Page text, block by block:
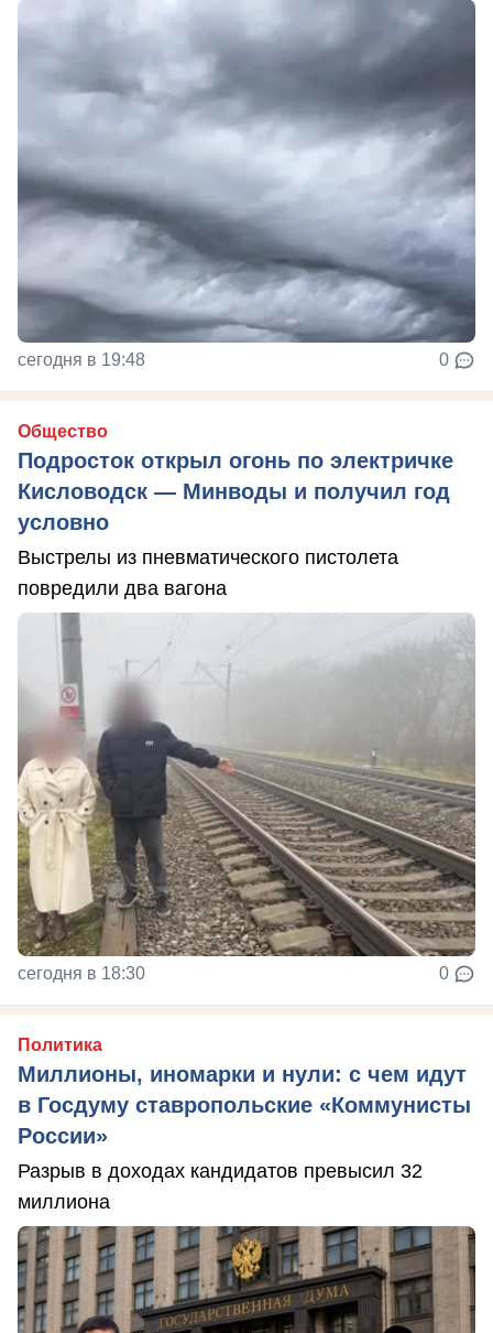
сегодня в 19:48 0
Общество
Подросток открыл огонь по электричке
Кисловодск — Минводы и получил год
условно
Выстрелы из пневматического пистолета
повредили два вагона
сегодня в 18:30 0
Политика
Миллионы, иномарки и нули: с чем идут
в Госдуму ставропольские «Коммунисты
России»
Разрыв в доходах кандидатов превысил 32
миллиона